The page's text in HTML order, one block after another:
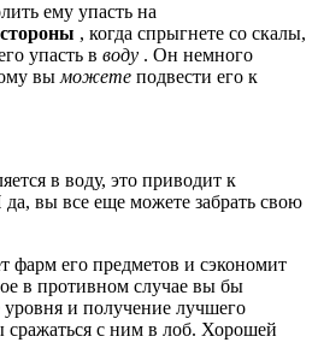
ему упасть на
, когда спрыгнете со скалы,
упасть в воду . Он немного
вы можете подвести его к
в воду, это приводит к
вы все еще можете забрать свою
фарм его предметов и сэкономит
в противном случае вы бы
и получение лучшего
сражаться с ним в лоб. Хорошей